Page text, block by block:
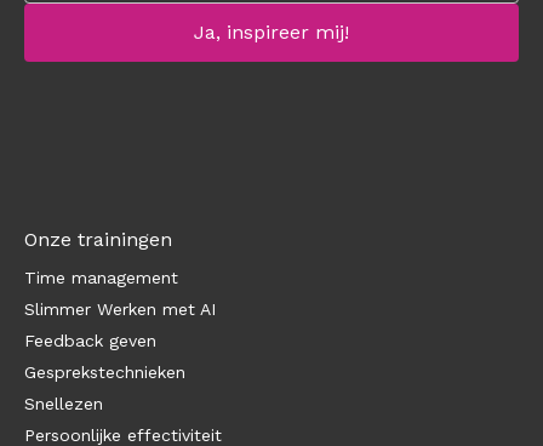
Onze trainingen
Time management
Slimmer Werken met AI
Feedback geven
Gesprekstechnieken
Snellezen
Persoonlijke effectiviteit